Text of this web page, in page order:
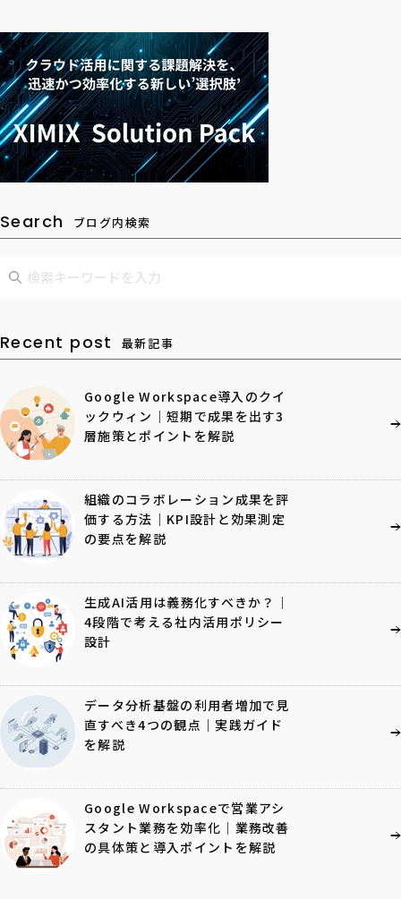
Search ブログ内検索
Recent post 最新記事
Google Workspace導入のクイ
ックウィン｜短期で成果を出す3
層施策とポイントを解説
組織のコラボレーション成果を評
価する方法｜KPI設計と効果測定
の要点を解説
生成AI活用は義務化すべきか？｜
4段階で考える社内活用ポリシー
設計
データ分析基盤の利用者増加で見
直すべき4つの観点｜実践ガイド
を解説
Google Workspaceで営業アシ
スタント業務を効率化｜業務改善
の具体策と導入ポイントを解説